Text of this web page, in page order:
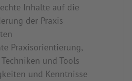
Inhalte auf die
der Praxis
Praxisorientierung,
und Tools
und Kenntnisse